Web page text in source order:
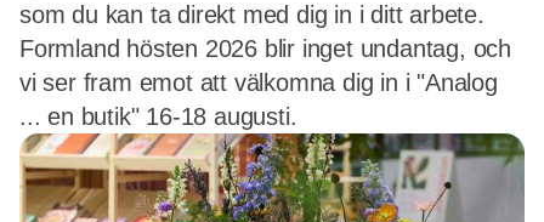
som du kan ta direkt med dig in i ditt arbete.
Formland hösten 2026 blir inget undantag, och
vi ser fram emot att välkomna dig in i "Analog
... en butik" 16-18 augusti.